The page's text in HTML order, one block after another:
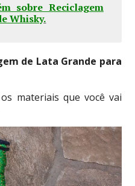
sobre Reciclagem
Whisky.
de Lata Grande para
materiais que você vai